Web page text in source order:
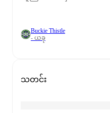
Buckie Thistle
- ယခု
သတင်း